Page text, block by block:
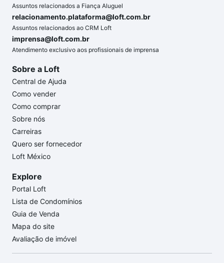
Assuntos relacionados a Fiança Aluguel
relacionamento.plataforma@loft.com.br
Assuntos relacionados ao CRM Loft
imprensa@loft.com.br
Atendimento exclusivo aos profissionais de imprensa
Sobre a Loft
Central de Ajuda
Como vender
Como comprar
Sobre nós
Carreiras
Quero ser fornecedor
Loft México
Explore
Portal Loft
Lista de Condomínios
Guia de Venda
Mapa do site
Avaliação de imóvel